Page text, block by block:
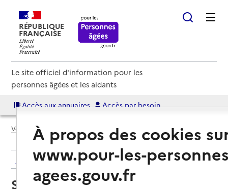
RÉPUBLIQUE
FRANÇAISE
Le site officiel d'information pour les
personnes âgées et les aidants
Accès aux annuaires Accès par besoin
Voir le fil d’Ariane
Retour aux résultats de l'annuaire
Service autonomie à domicile
À propos des cookies
www.pour-les-
agees.gouv.fr